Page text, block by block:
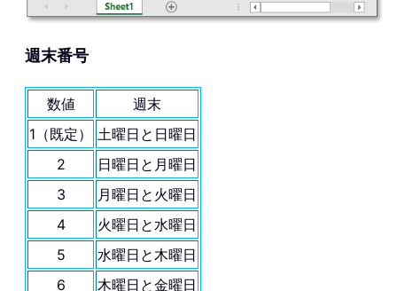
週末番号
数値
週末
1（既定）
土曜日と日曜日
2
日曜日と月曜日
3
月曜日と火曜日
4
火曜日と水曜日
5
水曜日と木曜日
6
木曜日と金曜日